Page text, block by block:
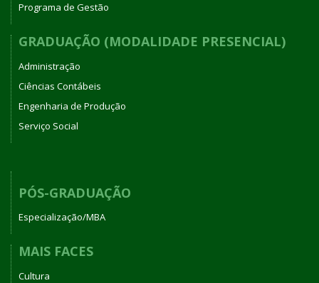
Programa de Gestão
GRADUAÇÃO (MODALIDADE PRESENCIAL)
Administração
Ciências Contábeis
Engenharia de Produção
Serviço Social
PÓS-GRADUAÇÃO
Especialização/MBA
MAIS FACES
Cultura